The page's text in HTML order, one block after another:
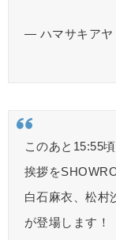
— ハマサキア
このあと15:55
挨拶を
白石麻衣、松村
が登場します！